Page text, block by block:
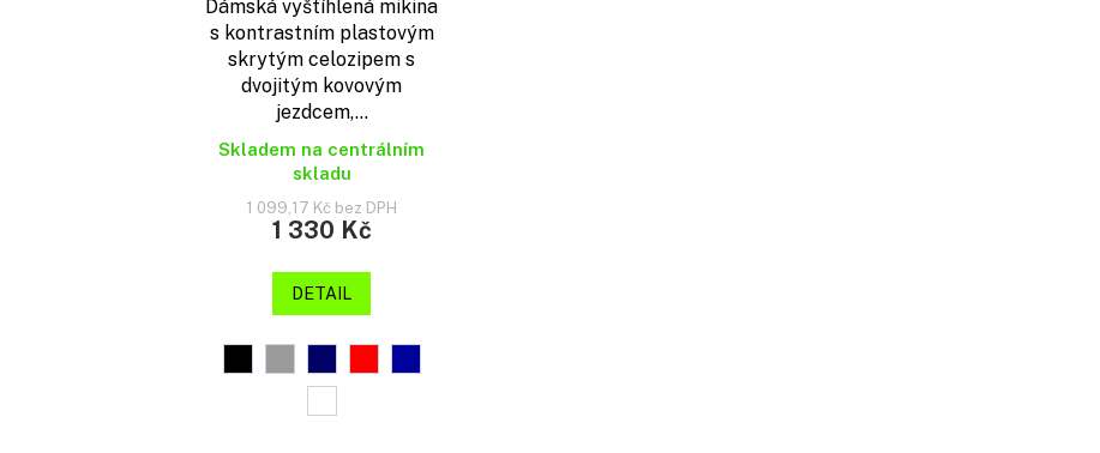
Dámská vyštíhlená mikina
s kontrastním plastovým
skrytým celozipem s
dvojitým kovovým
jezdcem,...
Skladem na centrálním
skladu
1 099,17 Kč bez DPH
1 330 Kč
DETAIL